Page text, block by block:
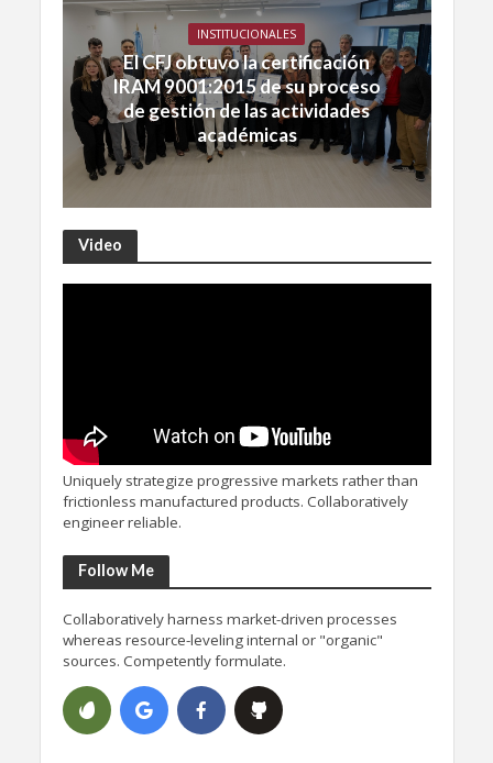
INSTITUCIONALES
El CFJ obtuvo la certificación
IRAM 9001:2015 de su proceso
de gestión de las actividades
académicas
Video
Uniquely strategize progressive markets rather than
frictionless manufactured products. Collaboratively
engineer reliable.
Follow Me
Collaboratively harness market-driven processes
whereas resource-leveling internal or "organic"
sources. Competently formulate.